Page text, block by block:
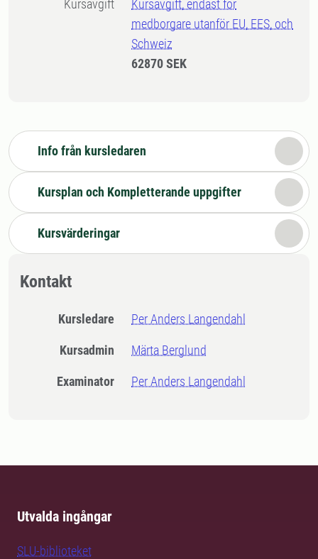
Kursavgift
Kursavgift, endast för
medborgare utanför EU, EES, och
Schweiz
62870 SEK
Info från kursledaren
Kursplan och Kompletterande uppgifter
Kursvärderingar
Kontakt
Kursledare Per Anders Langendahl
Kursadmin Märta Berglund
Examinator Per Anders Langendahl
Utvalda ingångar
SLU-biblioteket